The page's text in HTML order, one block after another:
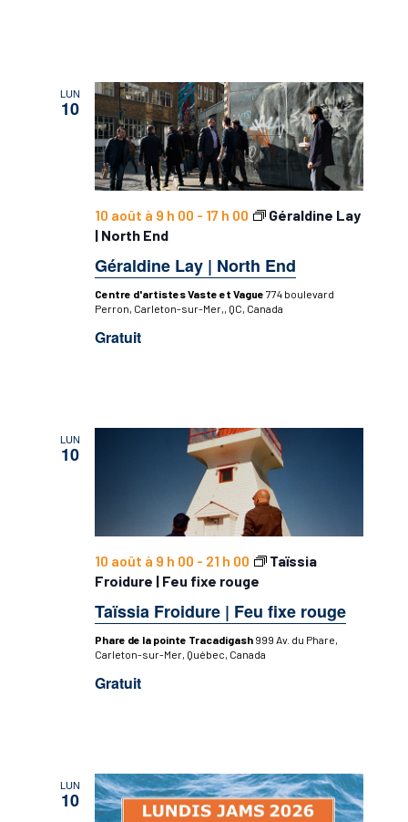
LUN
10
Géraldine Lay | North End
10 août à 9 h 00 - 17 h 00
Géraldine Lay
| North End
Centre d'artistes Vaste et Vague 774 boulevard
Perron, Carleton-sur-Mer,, QC, Canada
Gratuit
LUN
10
Taïssia Froidure | Feu fixe rouge
10 août à 9 h 00 - 21 h 00
Taïssia
Froidure | Feu fixe rouge
Phare de la pointe Tracadigash 999 Av. du Phare,
Carleton-sur-Mer, Québec, Canada
Gratuit
LUN
10